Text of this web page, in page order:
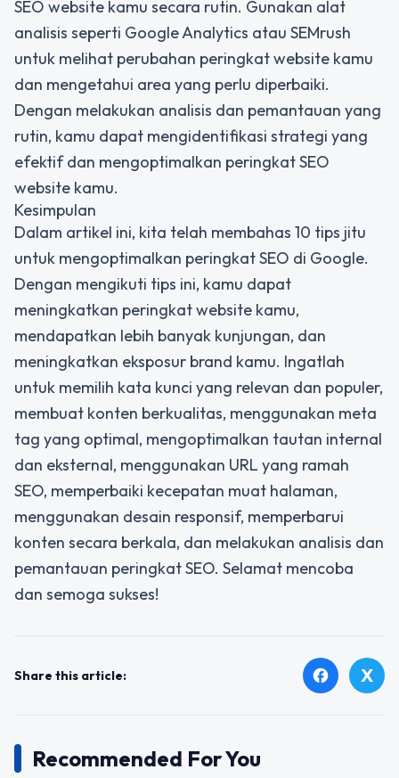
SEO website kamu secara rutin. Gunakan alat
analisis seperti Google Analytics atau SEMrush
untuk melihat perubahan peringkat website kamu
dan mengetahui area yang perlu diperbaiki.
Dengan melakukan analisis dan pemantauan yang
rutin, kamu dapat mengidentifikasi strategi yang
efektif dan mengoptimalkan peringkat SEO
website kamu.
Kesimpulan
Dalam artikel ini, kita telah membahas 10 tips jitu
untuk mengoptimalkan peringkat SEO di Google.
Dengan mengikuti tips ini, kamu dapat
meningkatkan peringkat website kamu,
mendapatkan lebih banyak kunjungan, dan
meningkatkan eksposur brand kamu. Ingatlah
untuk memilih kata kunci yang relevan dan populer,
membuat konten berkualitas, menggunakan meta
tag yang optimal, mengoptimalkan tautan internal
dan eksternal, menggunakan URL yang ramah
SEO, memperbaiki kecepatan muat halaman,
menggunakan desain responsif, memperbarui
konten secara berkala, dan melakukan analisis dan
pemantauan peringkat SEO. Selamat mencoba
dan semoga sukses!
Share this article: facebook X
Recommended For You